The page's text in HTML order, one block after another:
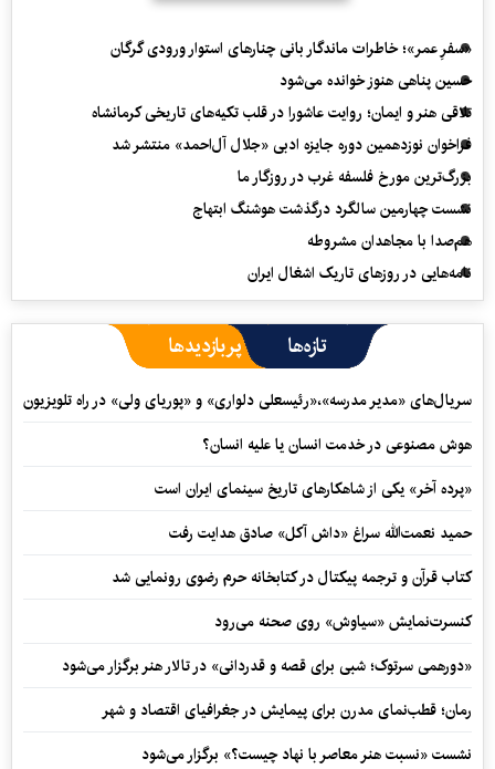
«سفرِ عمر»؛ خاطرات ماندگار بانی چنارهای استوار ورودی گرگان
حسین پناهی هنوز خوانده می‌شود
تلاقی هنر و ایمان؛ روایت عاشورا در قلب تکیه‌های تاریخی کرمانشاه
فراخوان نوزدهمین دوره جایزه ادبی «جلال آل‌احمد» منتشر شد
بزرگ‌ترین مورخ فلسفه غرب در روزگار ما
نشست چهارمین سالگرد درگذشت هوشنگ ابتهاج
هم‌صدا با مجاهدان مشروطه
نامه‌هایی در روزهای تاریک اشغال ایران
تازه‌ها پربازدیدها
سریال‌های «مدیر مدرسه»،«رئیسعلی دلواری» و «پوریای ولی» در راه تلویزیون
هوش مصنوعی در خدمت انسان یا علیه انسان؟
«پرده آخر» یکی از شاهکارهای تاریخ سینمای ایران است
حمید نعمت‌‏الله سراغ «داش آکل» صادق هدایت رفت
کتاب قرآن و ترجمه پیکتال در کتابخانه حرم رضوی رونمایی شد
کنسرت‌نمایش «سیاوش» روی صحنه می‌رود
«دورهمی سرتوک؛ شبی برای قصه و قدردانی» در تالار هنر برگزار می‌شود
رمان؛ قطب‌نمای مدرن برای پیمایش در جغرافیای اقتصاد و شهر
نشست «نسبت هنر معاصر با نهاد چیست؟» برگزار می‌شود